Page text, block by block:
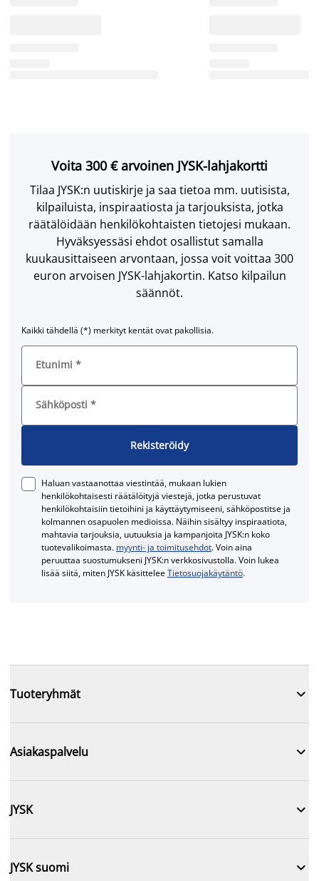
Voita 300 € arvoinen JYSK-lahjakortti
Tilaa JYSK:n uutiskirje ja saa tietoa mm. uutisista,
kilpailuista, inspiraatiosta ja tarjouksista, jotka
räätälöidään henkilökohtaisten tietojesi mukaan.
Hyväksyessäsi ehdot osallistut samalla
kuukausittaiseen arvontaan, jossa voit voittaa 300
euron arvoisen JYSK-lahjakortin. Katso kilpailun
säännöt.
Kaikki tähdellä (*) merkityt kentät ovat pakollisia.
Etunimi *
Sähköposti *
Rekisteröidy
Haluan vastaanottaa viestintää, mukaan lukien
henkilökohtaisesti räätälöityjä viestejä, jotka perustuvat
henkilökohtaisiin tietoihini ja käyttäytymiseeni, sähköpostitse ja
kolmannen osapuolen medioissa. Näihin sisältyy inspiraatiota,
mahtavia tarjouksia, uutuuksia ja kampanjoita JYSK:n koko
tuotevalikoimasta. myynti- ja toimitusehdot. Voin aina
peruuttaa suostumukseni JYSK:n verkkosivustolla. Voin lukea
lisää siitä, miten JYSK käsitteleeTietosuojakäytäntö.
Tuoteryhmät 
Asiakaspalvelu 
JYSK 
JYSK suomi 